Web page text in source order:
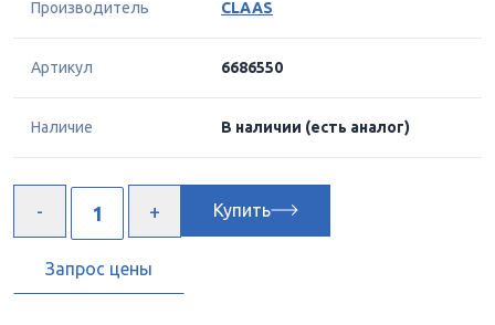
Производитель CLAAS
Артикул 6686550
Наличие В наличии (есть аналог)
Купить
Запрос цены